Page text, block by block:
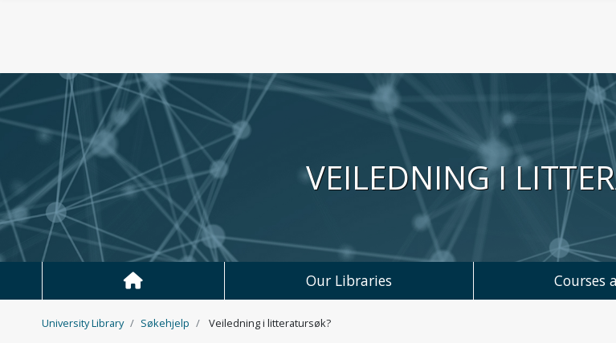
Hopp til hovedinnhold
VEILEDNING I
Our Libraries Courses
University Library Søkehjelp Veiledning i litteratursøk?